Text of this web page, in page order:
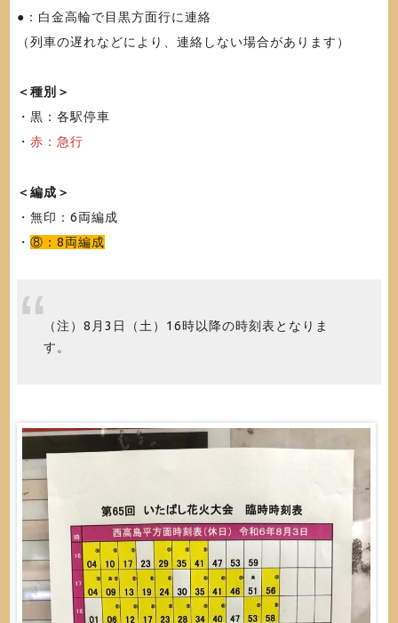
●：白金高輪で目黒方面行に連絡
（列車の遅れなどにより、連絡しない場合があります）
＜種別＞
・黒：各駅停車
・ 赤：急行
＜編成＞
・無印：6両編成
・ ⑧：8両編成
（注）8月3日（土）16時以降の時刻表となりま
す。